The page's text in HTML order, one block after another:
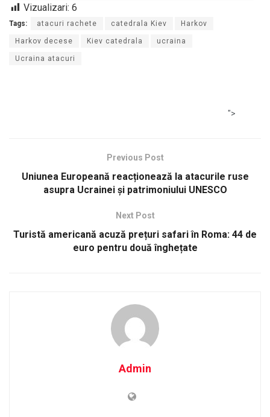
Vizualizari: 6
Tags: atacuri rachete catedrala Kiev Harkov
Harkov decese Kiev catedrala ucraina
Ucraina atacuri
">
Previous Post
Uniunea Europeană reacționează la atacurile ruse
asupra Ucrainei și patrimoniului UNESCO
Next Post
Turistă americană acuză prețuri safari în Roma: 44 de
euro pentru două înghețate
Admin